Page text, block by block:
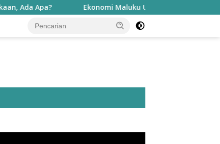
Ekonomi Maluku Utara Tumbuh Tinggi, Penduduk